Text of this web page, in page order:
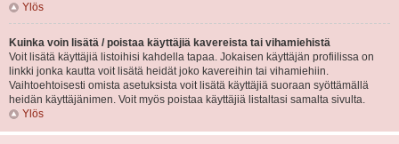
Ylös
Kuinka voin lisätä / poistaa käyttäjiä kavereista tai vihamiehistä
Voit lisätä käyttäjiä listoihisi kahdella tapaa. Jokaisen käyttäjän profiilissa on
linkki jonka kautta voit lisätä heidät joko kavereihin tai vihamiehiin.
Vaihtoehtoisesti omista asetuksista voit lisätä käyttäjiä suoraan syöttämällä
heidän käyttäjänimen. Voit myös poistaa käyttäjiä listaltasi samalta sivulta.
Ylös